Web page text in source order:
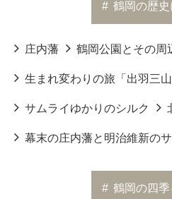
# 鶴岡の歴史
庄内藩 鶴岡公園とその周
生まれ変わりの旅「出羽三山
サムライゆかりのシルク
幕末の庄内藩と明治維新の
# 鶴岡の四